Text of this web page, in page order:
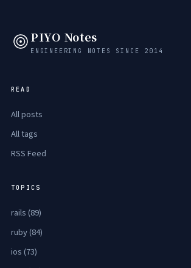
PIYO Notes
ENGINEERING NOTES SINCE 2014
READ
All posts
All tags
RSS Feed
TOPICS
rails (89)
ruby (84)
ios (73)